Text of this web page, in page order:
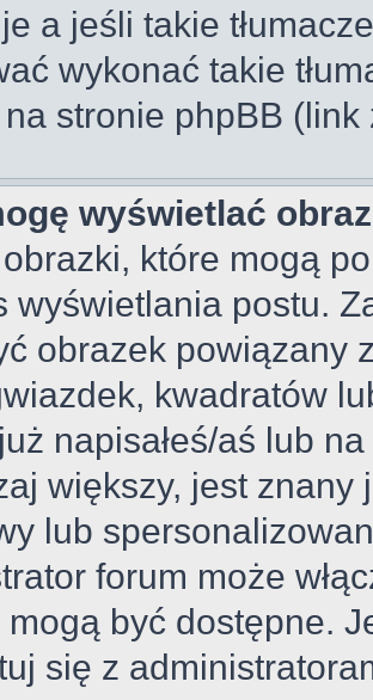
a jeśli takie
wykonać takie
stronie phpBB
wyświetlać
które mogą
wyświetlania postu.
obrazek powiązany
kwadratów
napisałeś/aś lub
większy, jest
lub
forum może
mogą być dostępne.
się z